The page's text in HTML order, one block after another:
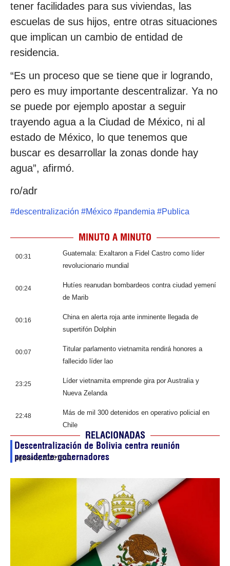
tener facilidades para sus viviendas, las
escuelas de sus hijos, entre otras situaciones
que implican un cambio de entidad de
residencia.
“Es un proceso que se tiene que ir logrando,
pero es muy importante descentralizar. Ya no
se puede por ejemplo apostar a seguir
trayendo agua a la Ciudad de México, ni al
estado de México, lo que tenemos que
buscar es desarrollar la zonas donde hay
agua”, afirmó.
ro/adr
#descentralización #México #pandemia #Publica
MINUTO A MINUTO
00:31
Guatemala: Exaltaron a Fidel Castro como líder
revolucionario mundial
00:24
Hutíes reanudan bombardeos contra ciudad yemení
de Marib
00:16
China en alerta roja ante inminente llegada de
supertifón Dolphin
00:07
Titular parlamento vietnamita rendirá honores a
fallecido líder lao
23:25
Líder vietnamita emprende gira por Australia y
Nueva Zelanda
22:48
Más de mil 300 detenidos en operativo policial en
Chile
RELACIONADAS
Descentralización de Bolivia centra reunión
presidente-gobernadores
agosto 5, 202615:21